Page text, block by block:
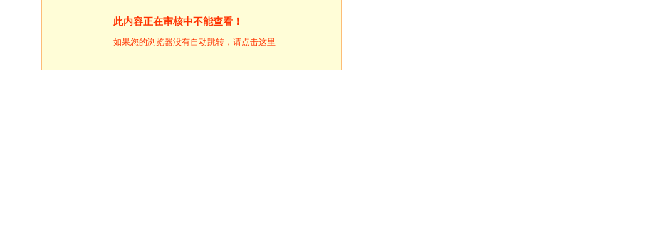
此内容正在审核中不能查看！
如果您的浏览器没有自动跳转，请点击这里